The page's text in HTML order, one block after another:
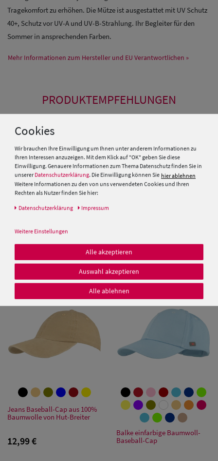
Damen Caps
Damen
Baseball Caps
Damen UV-
Schutz Caps
Bandana Caps
Damen
Sonnenschilder
Tragekomfort zu erhöhen. Die Mütze ist ausgestattet mit UV Schutz
40+, Schutz vor UV-A und UV-B-Strahlung. Ihr Begleiter für den
Sommer in ansprechenden Farben.
Mehr Informationen zum Hersteller und EU Verantwortlichen »
PRODUKTEMPFEHLUNGEN
von Hut-Breiter
12,95 €
Jeans Baseball-Cap aus 100%
Baumwolle von Hut-Breiter
12,99 €
Balke einfarbige Baumwoll-
Baseball-Cap
Cookies
Wir brauchen Ihre Einwilligung um Ihnen unter anderem Informationen zu
Ihren Interessen anzuzeigen. Mit dem Klick auf "OK" geben Sie diese
Einwilligung. Genauere Informationen zum Thema Datenschutz finden Sie in
unserer Datenschutzerklärung. Die Einwilligung können Sie hier ablehnen
Weitere Informationen zu den von uns verwendeten Cookies und Ihren
Rechten als Nutzer finden Sie hier:
Daten­schutz­erklärung Impressum
Weitere Einstellungen
Alle akzeptieren
Auswahl akzeptieren
Alle ablehnen